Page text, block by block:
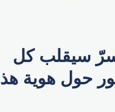
سرّ سيقلب كل
حول هوية هذا